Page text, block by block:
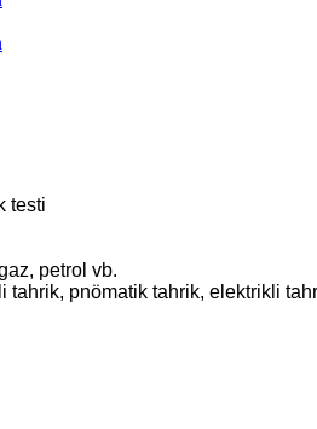
Jeneratörü...
Fiyatı...
testi
petrol vb.
pnömatik tahrik, elektrikli